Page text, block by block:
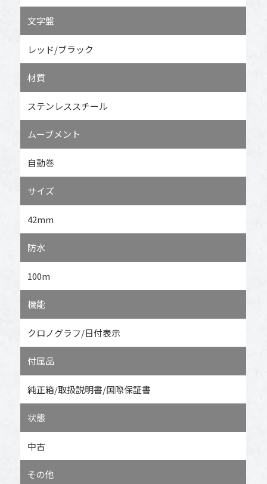
文字盤
レッド/ブラック
材質
ステンレススチール
ムーブメント
自動巻
サイズ
42mm
防水
100m
機能
クロノグラフ/日付表示
付属品
純正箱/取扱説明書/国際保証書
状態
中古
その他